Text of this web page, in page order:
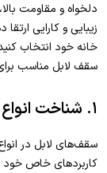
دلخواه و مقاومت
زیبایی و کارایی
خانه خود انتخاب
سقف لابل مناسب
۱. شناخت انواع سقف لابل
سقف‌های لابل در
کاربردهای خاص خود